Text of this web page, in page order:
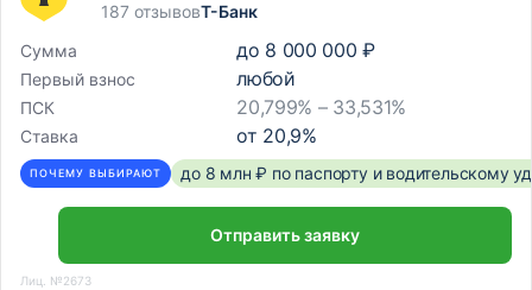
187 отзывовТ-Банк
Сумма
до 8 000 000 ₽
Первый взнос любой
ПСК 20,799% – 33,531%
Ставка от 20,9%
ПОЧЕМУ ВЫБИРАЮТ до 8 млн ₽ по паспорту и водительскому
Отправить заявку
Лиц. №2673